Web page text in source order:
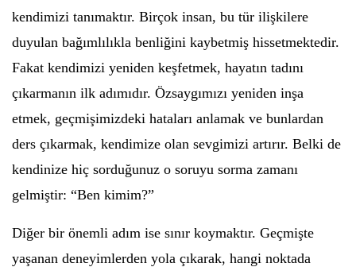
kendimizi tanımaktır. Birçok insan, bu tür ilişkilere
duyulan bağımlılıkla benliğini kaybetmiş hissetmektedir.
Fakat kendimizi yeniden keşfetmek, hayatın tadını
çıkarmanın ilk adımıdır. Özsaygımızı yeniden inşa
etmek, geçmişimizdeki hataları anlamak ve bunlardan
ders çıkarmak, kendimize olan sevgimizi artırır. Belki de
kendinize hiç sorduğunuz o soruyu sorma zamanı
gelmiştir: “Ben kimim?”
Diğer bir önemli adım ise sınır koymaktır. Geçmişte
yaşanan deneyimlerden yola çıkarak, hangi noktada